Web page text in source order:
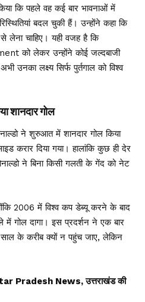
कि पहले वह कई बार भावनाओं में
बदल चुकी हैं। उन्होंने कहा कि
लेना चाहिए। यही वजह है कि
को लेकर उन्होंने कोई जल्दबाजी
उनका लक्ष्य सिर्फ पुर्तगाल को विश्व
शानदार गोल
ने शुरुआत में शानदार गोल किया
करार दिया गया। हालांकि कुछ ही देर
ने बिना किसी गलती के गेंद को नेट
2006 में विश्व कप डेब्यू करने के बाद
में गोल दागा। इस प्रदर्शन ने एक बार
साल के करीब क्यों न पहुंच जाए, लेकिन
Pradesh News, उत्तराखंड की